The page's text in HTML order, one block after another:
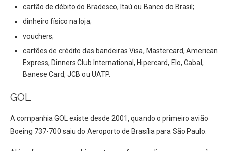
cartão de débito do Bradesco, Itaú ou Banco do Brasil;
dinheiro físico na loja;
vouchers;
cartões de crédito das bandeiras Visa, Mastercard, American
Express, Dinners Club International, Hipercard, Elo, Cabal,
Banese Card, JCB ou UATP.
GOL
A companhia GOL existe desde 2001, quando o primeiro avião
Boeing 737-700 saiu do Aeroporto de Brasília para São Paulo.